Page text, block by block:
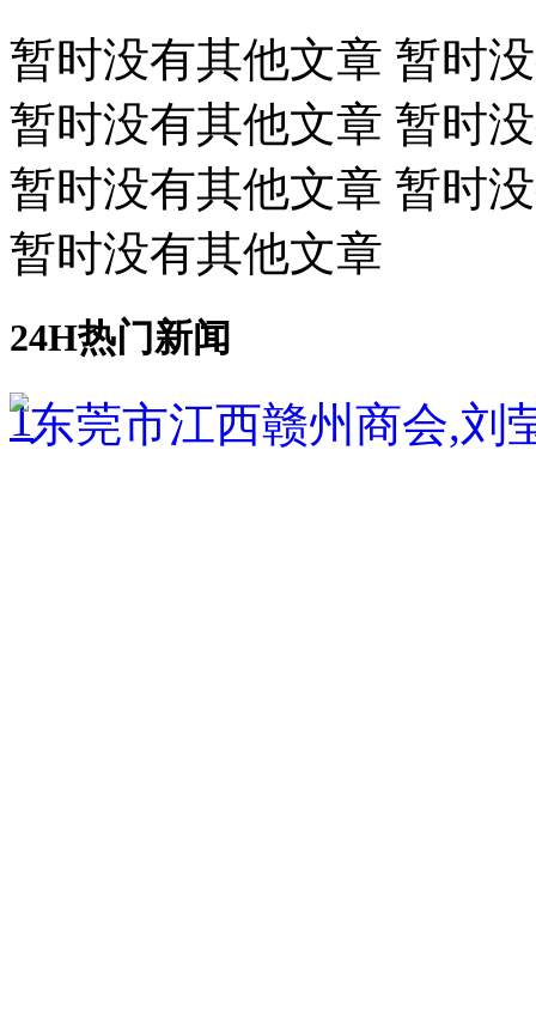
暂时没有其他文章 暂时
暂时没有其他文章 暂时
暂时没有其他文章 暂时
暂时没有其他文章
24H热门新闻
1